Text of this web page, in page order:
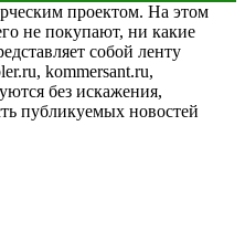
проектом. На этом
не покупают, ни какие
собой ленту
kommersant.ru,
без искажения,
публикуемых новостей